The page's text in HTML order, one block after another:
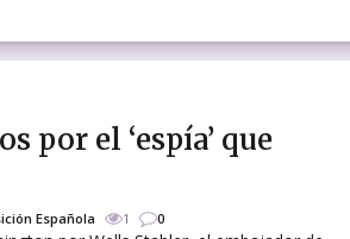
por el ‘espía’ que
Española 1 0